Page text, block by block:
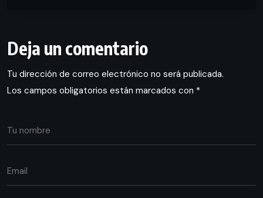
Deja un comentario
Tu dirección de correo electrónico no será publicada.
Los campos obligatorios están marcados con *